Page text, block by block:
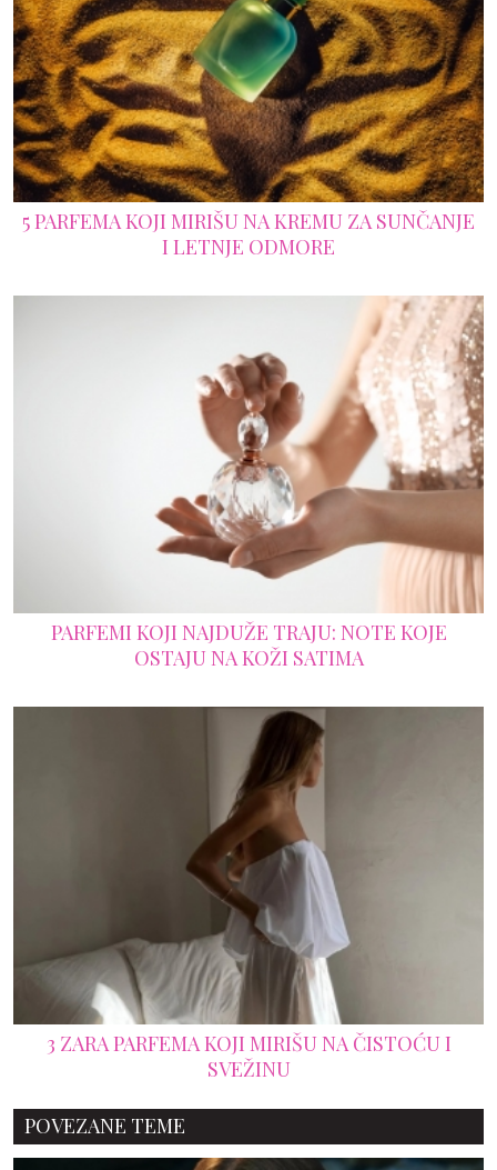
5 PARFEMA KOJI MIRIŠU NA KREMU ZA SUNČANJE
I LETNJE ODMORE
PARFEMI KOJI NAJDUŽE TRAJU: NOTE KOJE
OSTAJU NA KOŽI SATIMA
3 ZARA PARFEMA KOJI MIRIŠU NA ČISTOĆU I
SVEŽINU
POVEZANE TEME